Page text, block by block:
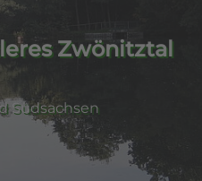
Zwönitztal
Südsachsen